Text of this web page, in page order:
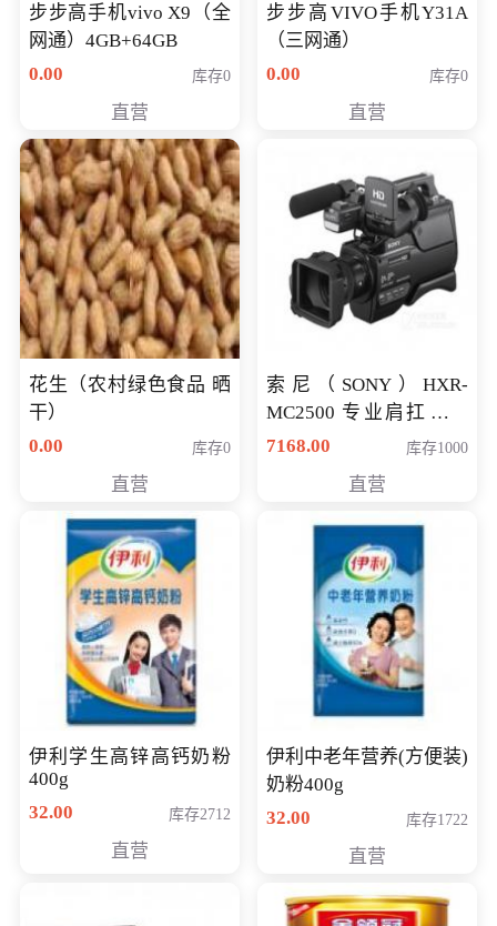
步步高手机vivo X9（全
网通）4GB+64GB
0.00
库存0
直营
步步高VIVO手机Y31A
（三网通）
0.00
库存0
直营
花生（农村绿色食品 晒
干）
0.00
库存0
直营
索尼（SONY）HXR-
MC2500 专业肩扛式存
储卡全高清摄录一体机
清入门级摄像机
7168.00 库存1000
直营
伊利学生高锌高钙奶粉
400g
32.00
库存2712
直营
伊利中老年营养(方便装)
奶粉400g
32.00
库存1722
直营